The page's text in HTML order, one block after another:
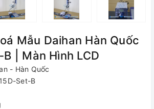
Mẫu Daihan Hàn Quốc
| Màn Hình LCD
- Hàn Quốc
Set-B